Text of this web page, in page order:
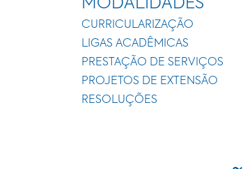
MODALIDADES
CURRICULARIZAÇÃO
LIGAS ACADÊMICAS
PRESTAÇÃO DE SERVIÇOS
PROJETOS DE EXTENSÃO
RESOLUÇÕES